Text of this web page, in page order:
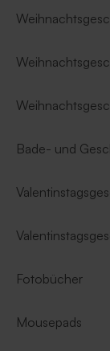
Bade- und
Fotobücher
Mousepads